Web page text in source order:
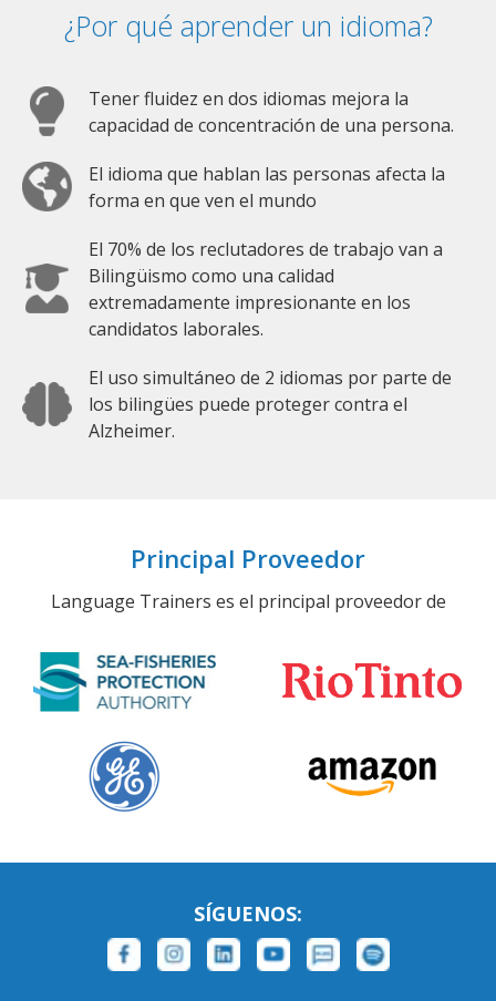
¿Por qué aprender un idioma?
Tener fluidez en dos idiomas mejora la
capacidad de concentración de una persona.
El idioma que hablan las personas afecta la
forma en que ven el mundo
El 70% de los reclutadores de trabajo van a
Bilingüismo como una calidad
extremadamente impresionante en los
candidatos laborales.
El uso simultáneo de 2 idiomas por parte de
los bilingües puede proteger contra el
Alzheimer.
Principal Proveedor
Language Trainers es el principal proveedor de
SÍGUENOS: